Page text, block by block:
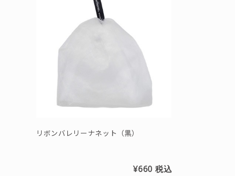
リボンバレリーナネット（黒）
¥660税込